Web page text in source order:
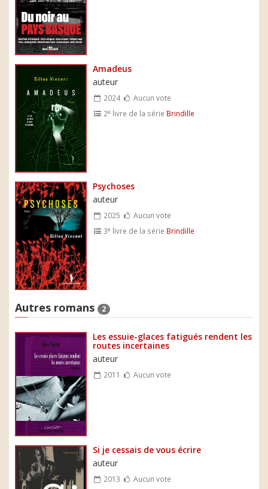
Amadeus
auteur
2024
Aucun vote
2e livre de la série Brindille
Psychoses
auteur
2025
Aucun vote
3e livre de la série Brindille
Autres romans 2
Les essuie-glaces fatigués rendent les
routes incertaines
auteur
2011 Aucun vote
Si je cessais de vous écrire
auteur
2013 Aucun vote